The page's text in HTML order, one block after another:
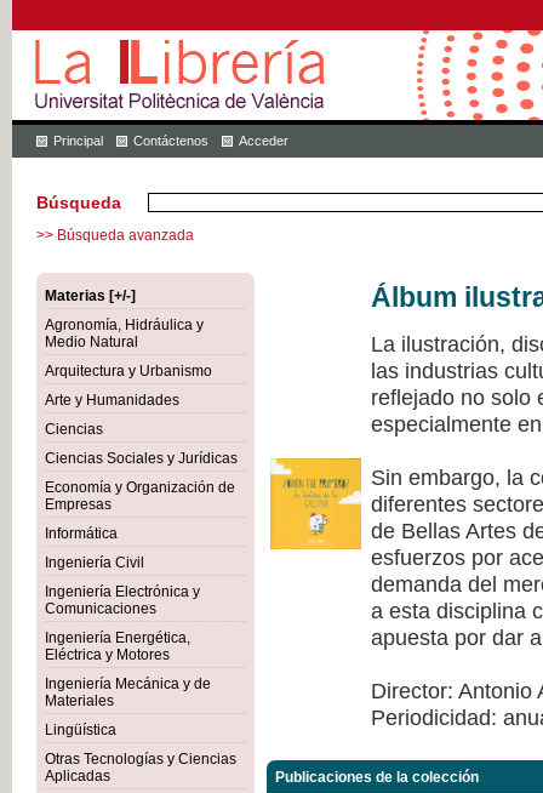
Principal Contáctenos Acceder
Búsqueda
>> Búsqueda avanzada
Materias [+/-]
Agronomía, Hidráulica y
Medio Natural
Arquitectura y Urbanismo
Arte y Humanidades
Ciencias
Ciencias Sociales y Jurídicas
Economía y Organización de
Empresas
Informática
Ingeniería Civil
Ingeniería Electrónica y
Comunicaciones
Ingeniería Energética,
Eléctrica y Motores
Ingeniería Mecánica y de
Materiales
Lingüística
Otras Tecnologías y Ciencias
Aplicadas
Álbum
La ilustración,
las industrias
reflejado no solo
especialmente
Sin embargo, la
diferentes
de Bellas Artes
esfuerzos por
demanda del
a esta disciplina
apuesta por dar
Director: Antonio
Periodicidad:
Publicaciones de la colección